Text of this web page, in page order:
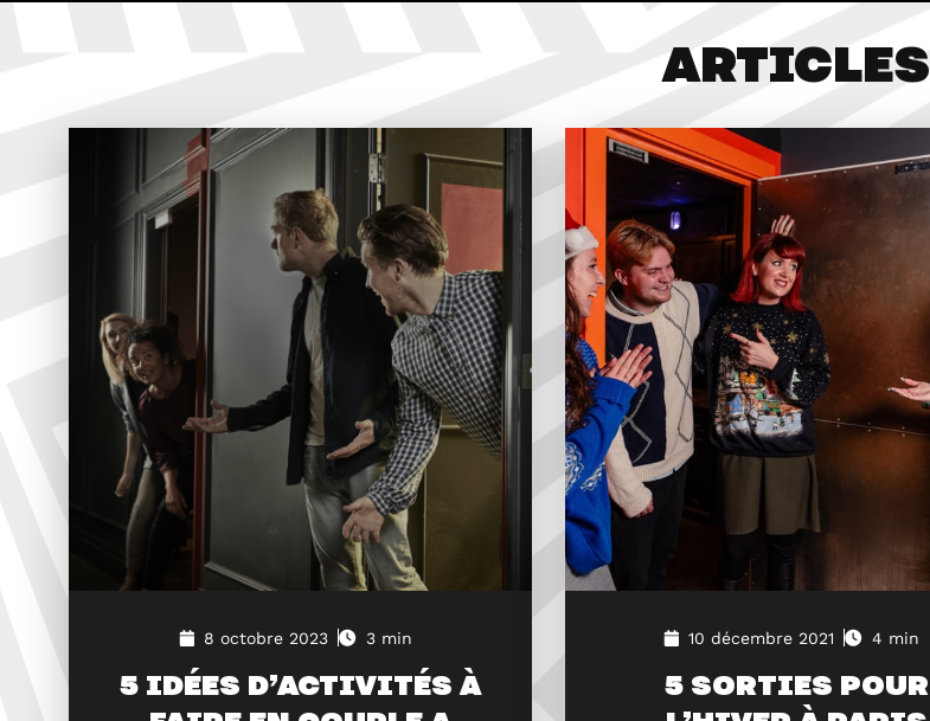
ARTICLES
8 octobre 2023 3 min
5 IDÉES D’ACTIVITÉS À
10 décembre 2021 4 min
5 SORTIES POUR